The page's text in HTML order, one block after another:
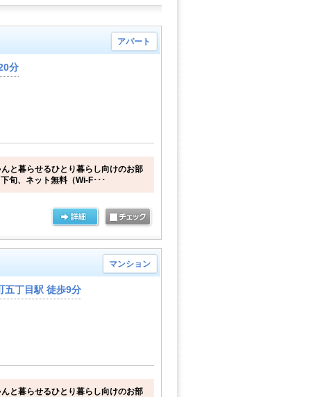
アパート
分
と暮らせるひとり暮らし向けのお部
旬、ネット無料（Wi-F･･･
マンション
五丁目駅 徒歩9分
と暮らせるひとり暮らし向けのお部